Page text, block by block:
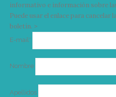
informativo e información sobre
Puede usar el enlace para cancelar
boletín. >
E-mail*
Nombre
Apellidos